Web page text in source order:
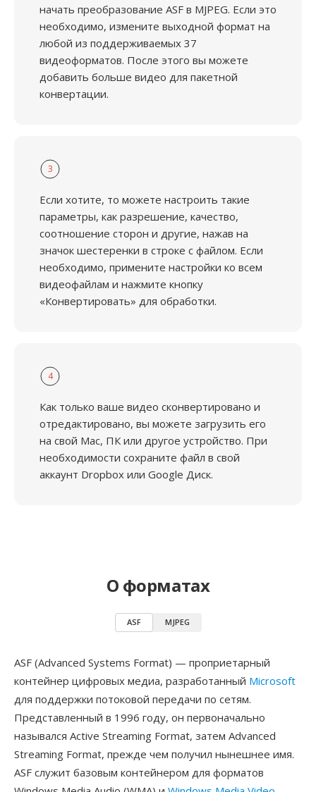
начать преобразование ASF в MJPEG. Если это
необходимо, измените выходной формат на
любой из поддерживаемых 37
видеоформатов. После этого вы можете
добавить больше видео для пакетной
конвертации.
3
Если хотите, то можете настроить такие
параметры, как разрешение, качество,
соотношение сторон и другие, нажав на
значок шестеренки в строке с файлом. Если
необходимо, примените настройки ко всем
видеофайлам и нажмите кнопку
«Конвертировать» для обработки.
4
Как только ваше видео сконвертировано и
отредактировано, вы можете загрузить его
на свой Mac, ПК или другое устройство. При
необходимости сохраните файл в свой
аккаунт Dropbox или Google Диск.
О форматах
ASF MJPEG
ASF (Advanced Systems Format) — проприетарный
контейнер цифровых медиа, разработанный Microsoft
для поддержки потоковой передачи по сетям.
Представленный в 1996 году, он первоначально
назывался Active Streaming Format, затем Advanced
Streaming Format, прежде чем получил нынешнее имя.
ASF служит базовым контейнером для форматов